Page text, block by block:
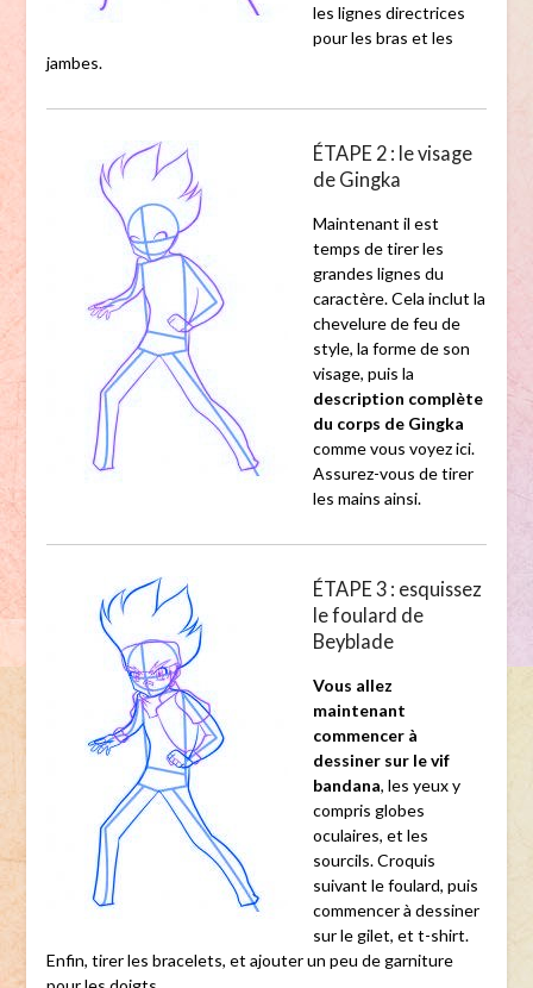
les lignes directrices
pour les bras et les
jambes.
ÉTAPE 2 : le visage
de Gingka
Maintenant il est
temps de tirer les
grandes lignes du
caractère. Cela inclut la
chevelure de feu de
style, la forme de son
visage, puis la
description complète
du corps de Gingka
comme vous voyez ici.
Assurez-vous de tirer
les mains ainsi.
ÉTAPE 3 : esquissez
le foulard de
Beyblade
Vous allez
maintenant
commencer à
dessiner sur le vif
bandana, les yeux y
compris globes
oculaires, et les
sourcils. Croquis
suivant le foulard, puis
commencer à dessiner
sur le gilet, et t-shirt.
Enfin, tirer les bracelets, et ajouter un peu de garniture